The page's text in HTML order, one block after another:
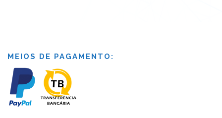
MEIOS DE PAGAMENTO: